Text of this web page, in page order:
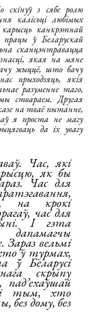
з сябе ролю
калісьці любімых
канкрэтнай
працы ў Беларускай
сканцэнтравацца
якая на мяне
жыццё, што бачу
прыходзяць, якія
разуменне таго,
ствараем. Другая
на тваё пытанне,
я проста не магу
да іх увагу
Час, які
як бы
Час для
на крокі
час для
І гэта
Зараз вельмі
ў турмах,
Беларусі
скрыпу
пад’ехаўшай
тым, хто
без дому, без